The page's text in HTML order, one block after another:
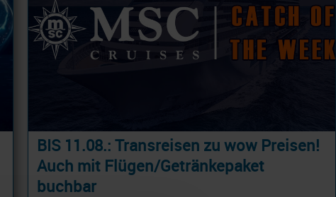
BIS 11.08.: Transreisen zu wow Preisen!
Auch mit Flügen/Getränkepaket
buchbar